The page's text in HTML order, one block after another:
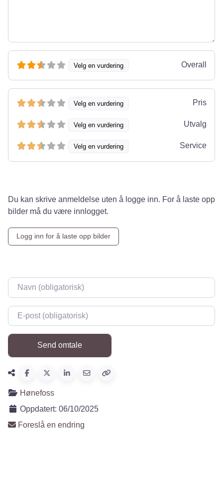
Velg en vurdering Overall
Velg en vurdering Pris
Velg en vurdering Utvalg
Velg en vurdering Service
Du kan skrive anmeldelse uten å logge inn. For å laste opp
bilder må du være innlogget.
Logg inn for å laste opp bilder
Navn
E-post
Hønefoss
Oppdatert: 06/10/2025
Foreslå en endring